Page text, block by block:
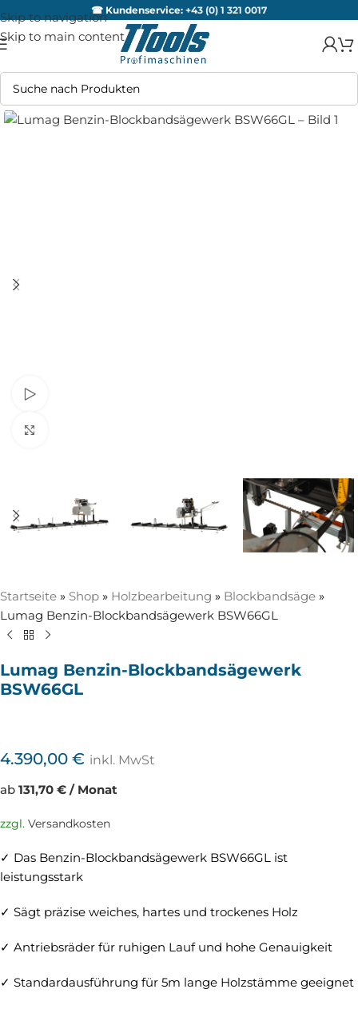
Skip to navigation
Skip to main content
☎ Kundenservice: +43 (0) 1 321 0017
Startseite » Shop » Holzbearbeitung » Blockbandsäge »
Lumag Benzin-Blockbandsägewerk BSW66GL
Lumag Benzin-Blockbandsägewerk
BSW66GL
4.390,00 € inkl. MwSt
ab 131,70 € / Monat
zzgl. Versandkosten
✓ Das Benzin-Blockbandsägewerk BSW66GL ist
leistungsstark
✓ Sägt präzise weiches, hartes und trockenes Holz
✓ Antriebsräder für ruhigen Lauf und hohe Genauigkeit
✓ Standardausführung für 5m lange Holzstämme geeignet